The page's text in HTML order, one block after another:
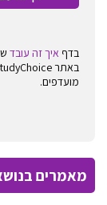
בדף איך זה עובד
מועדפים.
מאמרים